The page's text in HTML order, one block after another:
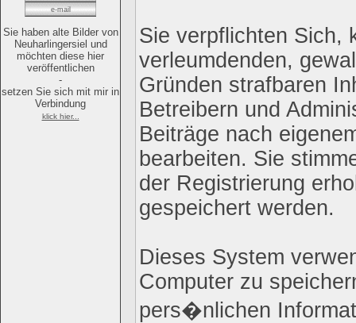
e-mail
Sie haben alte Bilder von
Neuharlingersiel und
möchten diese hier
veröffentlichen
-
setzen Sie sich mit mir in
Verbindung
klick hier...
Sie verpflichten Sich,
verleumdenden,
Gründen strafbaren
Betreibern und
Beiträge nach
bearbeiten. Sie
der Registrierung
gespeichert werden.
Dieses System
Computer zu
pers�nlichen